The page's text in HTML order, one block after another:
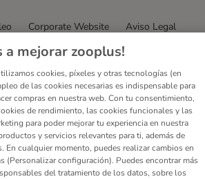
Corporate Website
Aviso Legal
entrega
Formas de pago
Protección de datos
a mejorar zooplus!
cookies, píxeles y otras tecnologías (en
de las cookies necesarias es indispensable para
compras en nuestra web. Con tu consentimiento,
de rendimiento, las cookies funcionales y las
para poder mejorar tu experiencia en nuestra
y servicios relevantes para ti, además de
En cualquier momento, puedes realizar cambios en
(Personalizar configuración). Puedes encontrar más
del tratamiento de los datos, sobre los